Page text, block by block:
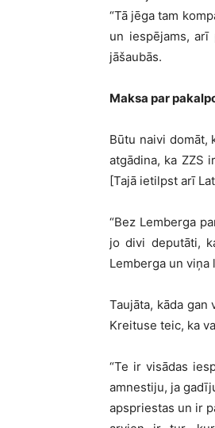
“Tā jēga tam
un iespējams, arī
jāšaubās.
Maksa par
Būtu naivi domāt,
atgādina, ka ZZS
[Tajā ietilpst arī
“Bez Lemberga
jo divi deputāti,
Lemberga un
Taujāta, kāda
Kreituse teic, ka
“Te ir visādas
amnestiju, ja
apspriestas un ir